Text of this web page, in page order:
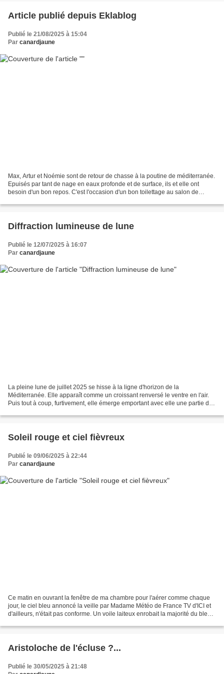
Article publié depuis Eklablog
Publié le 21/08/2025 à 15:04
Par canardjaune
Max, Artur et Noémie sont de retour de chasse à la poutine de méditerranée.
Epuisés par tant de nage en eaux profonde et de surface, ils et elle ont
besoin d'un bon repos. C'est l'occasion d'un bon toilettage au salon de
Diffraction lumineuse de lune
Publié le 12/07/2025 à 16:07
Par canardjaune
La pleine lune de juillet 2025 se hisse à la ligne d'horizon de la
Méditerranée. Elle apparaît comme un croissant renversé le ventre en l'air.
Puis tout à coup, furtivement, elle émerge emportant avec elle une partie des
Soleil rouge et ciel fièvreux
Publié le 09/06/2025 à 22:44
Par canardjaune
Ce matin en ouvrant la fenêtre de ma chambre pour l'aérer comme chaque
jour, le ciel bleu annoncé la veille par Madame Météo de France TV d'ICI et
d'ailleurs, n'était pas conforme. Un voile laiteux enrobait la majorité du bleu
Aristoloche de l'écluse ?...
Publié le 30/05/2025 à 21:48